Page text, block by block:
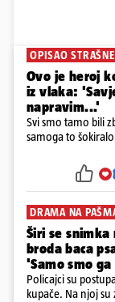
OPISAO
Ovo je heroj
iz vlaka:
napravim...'
Svi smo tamo bili
samoga to
DRAMA NA
Širi se snimka
broda baca
'Samo smo
Policajci su
kupače. Na njoj su